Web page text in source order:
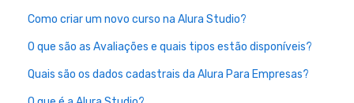
Como criar um novo curso na Alura Studio?
O que são as Avaliações e quais tipos estão disponíveis?
Quais são os dados cadastrais da Alura Para Empresas?